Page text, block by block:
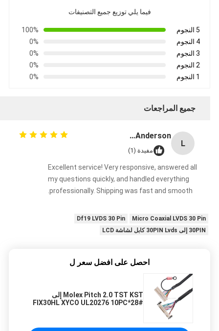
فيما يلي توزيع جميع التصنيفات
5 النجوم
100%
4 النجوم
0%
3 النجوم
0%
2 النجوم
0%
1 النجوم
0%
جميع المراجعات
L
Lisa Anderson
مفيدة (1)
Excellent service! Very responsive, answered all
my questions quickly, and handled everything
professionally. Shipping was fast and smooth.
Micro Coaxial LVDS 30 Pin
Df19 LVDS 30 Pin
30PIN إلى 30PIN Lvds كابل لشاشة LCD
احصل على افضل سعر ل
Molex Pitch 2.0 TST KST إلى
FIX30HL XYCO UL20276 10PC*28#